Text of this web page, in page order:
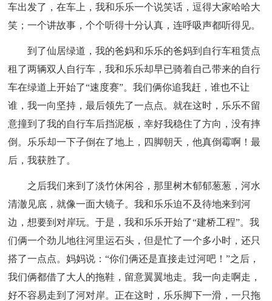
车出发了，在车上，我和乐乐一个说笑话，逗得大家哈哈大
笑；一个讲故事，个个听得十分认真，连呼吸声都听得见。
到了仙居绿道，我的爸妈和乐乐的爸妈到自行车租赁点
租了两辆双人自行车，我和乐乐却早已骑着自己带来的自行
车在绿道上开始了“速度赛”。我们俩你追我赶，谁也不让
谁，我一向坚持，最后领先了一点点。就在这时，乐乐不留
意撞到了我的自行车后挡泥板，幸好我稳住了方向，没有摔
倒。乐乐却一下子倒在了地上，四脚朝天，他真倒霉啊！最
后，我获胜了。
之后我们来到了淡竹休闲谷，那里树木郁郁葱葱，河水
清澈见底，就像一面大镜子。我和乐乐迫不及待地来到河
边，想要到对岸玩。于是，我和乐乐开始了“建桥工程”。我
们俩一个劲儿地往河里运石头，但是忙了一个多小时，还只
搭了一点点。妈妈说：“你们俩还是直接走过河吧！”之后，
我们俩都借了大人的拖鞋，留意翼翼地走。我一向走啊走，
好不容易走到了河对岸。正在这时，乐乐脚下一滑，一只拖